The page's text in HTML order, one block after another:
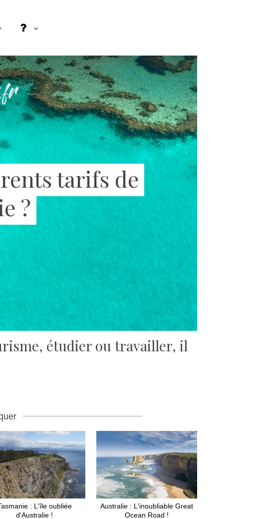
tarifs de
?
étudier ou travailler, il
: L'île oubliée
d'Australie !
Australie : L'inoubliable Great
Ocean Road !